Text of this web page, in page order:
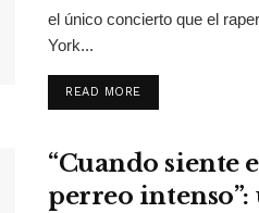
el único concierto que el
York...
READ MORE
“Cuando siente
perreo